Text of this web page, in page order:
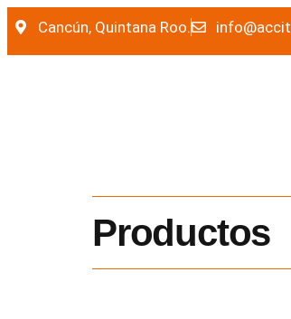
Cancún, Quintana Roo.
Productos